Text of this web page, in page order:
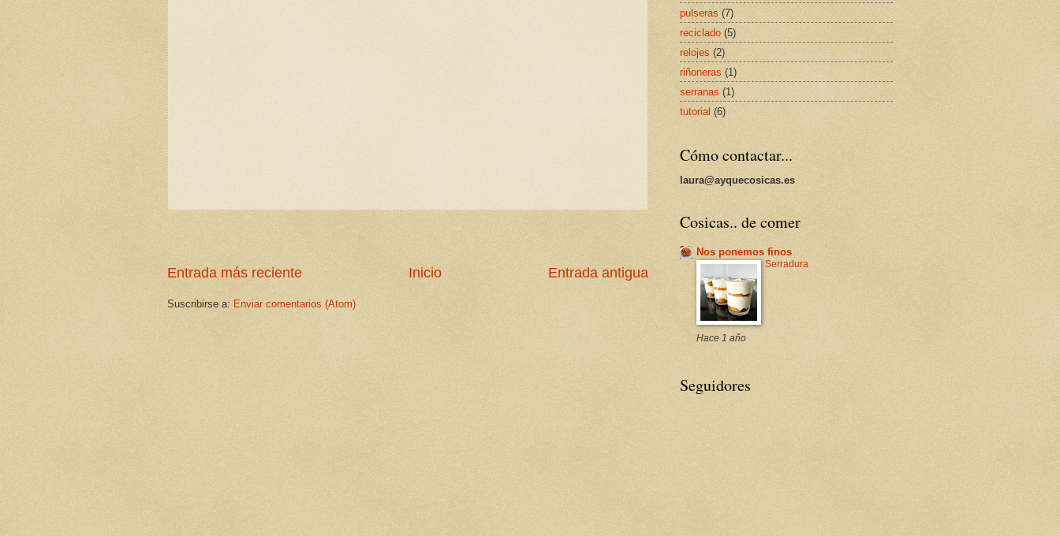
Entrada más reciente Entrada antigua
Inicio
Suscribirse a: Enviar comentarios (Atom)
pulseras (7)
reciclado (5)
relojes (2)
riñoneras (1)
serranas (1)
tutorial (6)
Cómo contactar...
laura@ayquecosicas.es
Cosicas.. de comer
Nos ponemos finos
Serradura
Hace 1 año
Seguidores